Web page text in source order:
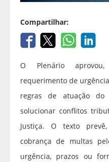
Compartilhar:
O Plenário
requerimento de
regras de atuação
solucionar conflitos
Justiça. O texto
cobrança de multas
urgência, prazos ou